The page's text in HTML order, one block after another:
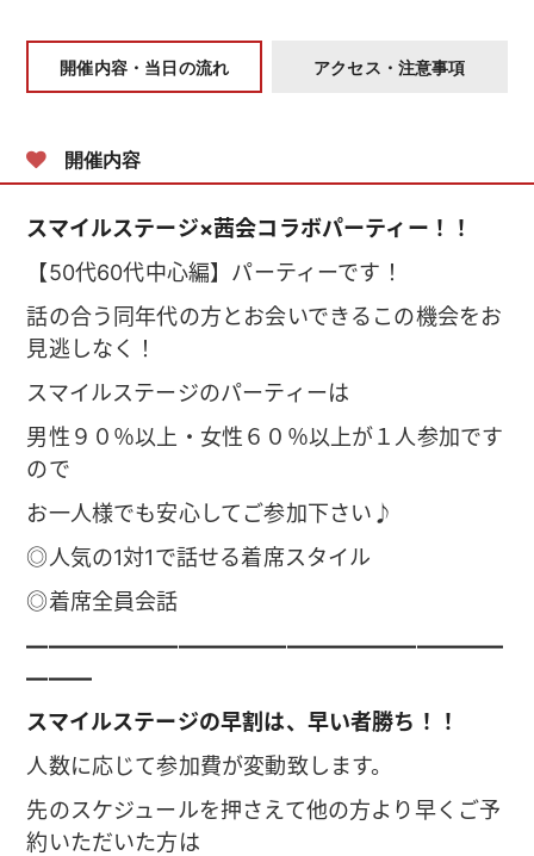
開催内容・当日の流れ アクセス・注意事項
開催内容
スマイルステージ×茜会コラボパーティー！！
【50代60代中心編】パーティーです！
話の合う同年代の方とお会いできるこの機会をお
見逃しなく！
スマイルステージのパーティーは
男性９０％以上・女性６０％以上が１人参加です
ので
お一人様でも安心してご参加下さい♪
◎人気の1対1で話せる着席スタイル
◎着席全員会話
——————————————————————
———
スマイルステージの早割は、早い者勝ち！！
人数に応じて参加費が変動致します。
先のスケジュールを押さえて他の方より早くご予
約いただいた方は